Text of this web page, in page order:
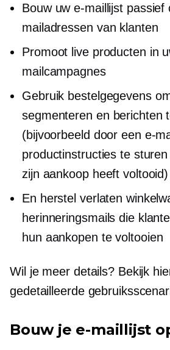
Bouw uw e-maillijst passief
mailadressen van klanten
Promoot live producten in
mailcampagnes
Gebruik bestelgegevens
segmenteren en berichten
(bijvoorbeeld door een e-
productinstructies te
zijn aankoop heeft voltooid)
En herstel verlaten
herinneringsmails die
hun aankopen te voltooien
Wil je meer details? Bekijk
gedetailleerde
Bouw je e-maillijst